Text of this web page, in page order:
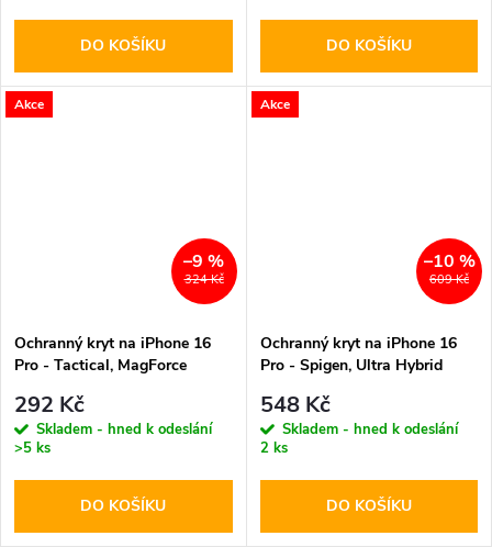
DO KOŠÍKU DO KOŠÍKU
Akce
324 Kč
–9 %
Ochranný kryt na iPhone 16
Pro - Tactical, MagForce
292 Kč
Skladem - hned k odeslání
>5 ks
DO KOŠÍKU
Akce
609 Kč
–10 %
Ochranný kryt na iPhone 16
Pro - Spigen, Ultra Hybrid
548 Kč
Skladem - hned k odeslání
2 ks
DO KOŠÍKU